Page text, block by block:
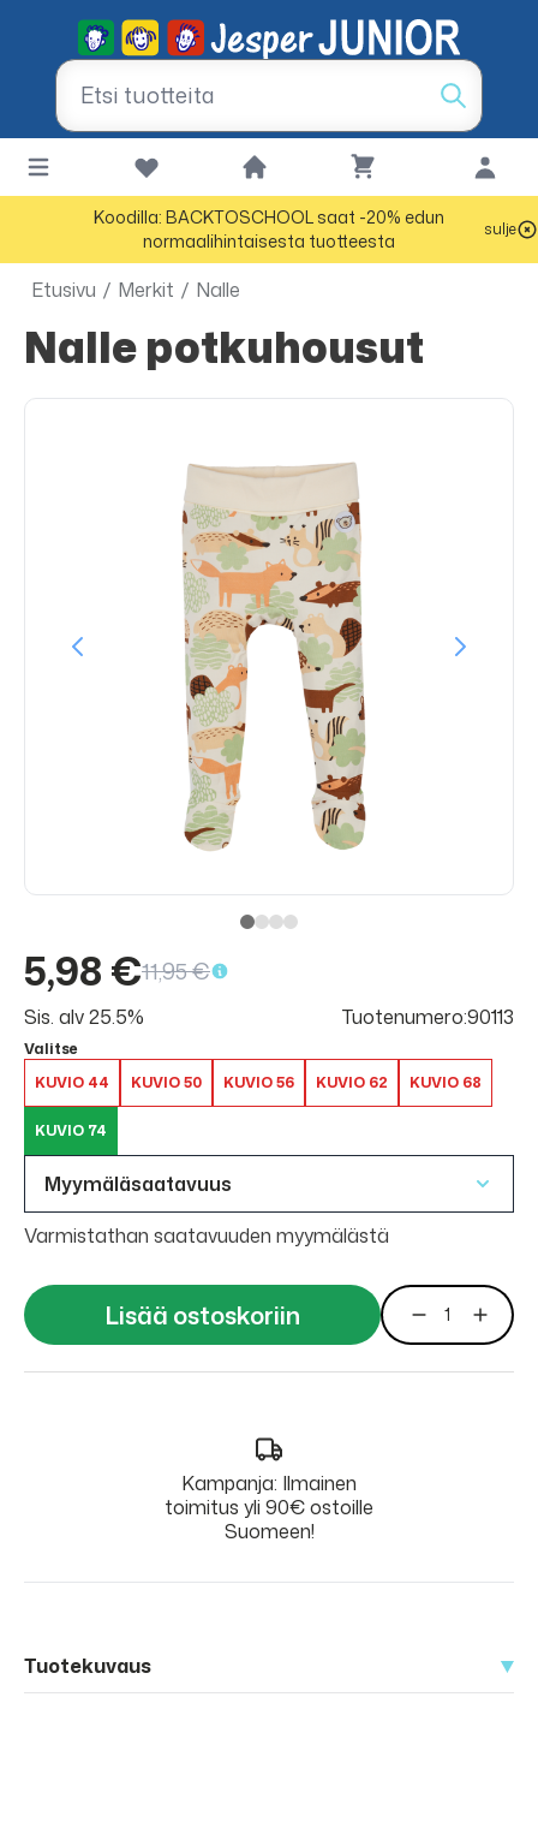
Koodilla: BACKTOSCHOOL saat -20% edun
normaalihintaisesta tuotteesta
sulje
Etusivu / Merkit / Nalle
Nalle potkuhousut
5,98 €11,95 €
Sis. alv 25.5% Tuotenumero:90113
Valitse
KUVIO 44
KUVIO 50 KUVIO 56 KUVIO 62 KUVIO 68
KUVIO 74
Myymäläsaatavuus
Varmistathan saatavuuden myymälästä
Lisää ostoskoriin
Kampanja: Ilmainen
toimitus yli 90€ ostoille
Suomeen!
Tuotekuvaus